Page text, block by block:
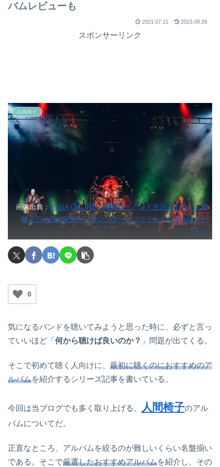
バムレビューも
2021.07.11 2023.09.26
スポンサーリンク
人間椅子
画像出典：DI:GA ONLINE 人間椅子『バンド生活三十年～人間
椅子三十周年記念ワンマンツアー』ファイナル公演をレポー
ト！
0
気になるバンドを聴いてみようと思った時に、必ずと言っ
ていいほど「 何から聴けば良いのか？ 」問題が出てくる。
そこで初めて聴く人向けに、 最初に聴くのにおすすめのア
ルバムを紹介するシリーズ記事を書いている。
今回は当ブログでも多く取り上げる、 人間椅子のアル
バムについてだ。
正直なところ、アルバムを絞るのが難しいくらい名盤揃い
である。そこで厳選したおすすめアルバムを紹介し、その